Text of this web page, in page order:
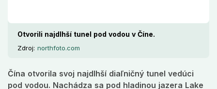
Otvorili najdlhší tunel pod vodou v Číne.
Zdroj: northfoto.com
Čína otvorila svoj najdlhší diaľničný tunel vedúci
pod vodou. Nachádza sa pod hladinou jazera Lake